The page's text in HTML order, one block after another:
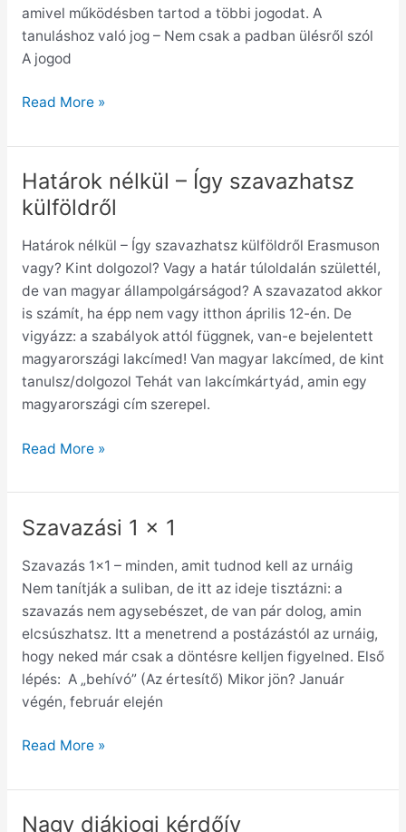
amivel működésben tartod a többi jogodat. A
tanuláshoz való jog – Nem csak a padban ülésről szól
A jogod
Read More »
Határok nélkül – Így szavazhatsz
külföldről
Határok nélkül – Így szavazhatsz külföldről Erasmuson
vagy? Kint dolgozol? Vagy a határ túloldalán születtél,
de van magyar állampolgárságod? A szavazatod akkor
is számít, ha épp nem vagy itthon április 12-én. De
vigyázz: a szabályok attól függnek, van-e bejelentett
magyarországi lakcímed! Van magyar lakcímed, de kint
tanulsz/dolgozol Tehát van lakcímkártyád, amin egy
magyarországi cím szerepel.
Határok
nélkül
Így
szavazhatsz
külföldről
Read More »
Szavazási 1 x 1
Szavazás 1×1 – minden, amit tudnod kell az urnáig
Nem tanítják a suliban, de itt az ideje tisztázni: a
szavazás nem agysebészet, de van pár dolog, amin
elcsúszhatsz. Itt a menetrend a postázástól az urnáig,
hogy neked már csak a döntésre kelljen figyelned. Első
lépés: A „behívó” (Az értesítő) Mikor jön? Január
végén, február elején
Szavazási
x
1
Read More »
Nagy diákjogi kérdőív
Nagy